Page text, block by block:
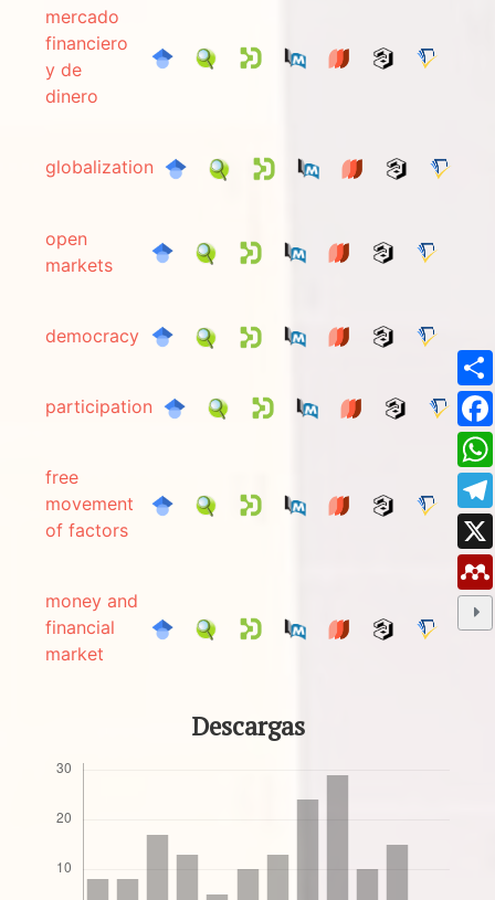
mercado
financiero
y de
dinero
globalization
open
markets
democracy
participation
free
movement
of factors
money and
financial
market
Descargas